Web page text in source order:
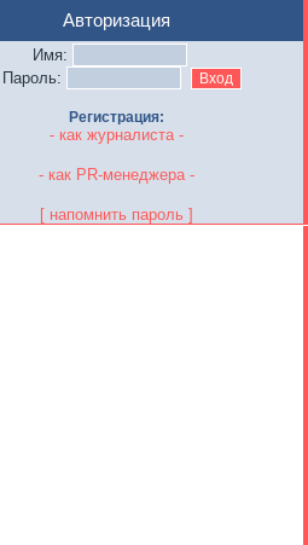
Авторизация
Имя:
Пароль:
Регистрация:
- как журналиста -
- как PR-менеджера -
[ напомнить пароль ]